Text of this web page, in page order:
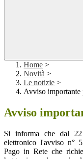
Home >
Novità >
Le notizie >
Avviso importante
Avviso
Si informa che dal
elettronico l'avviso n°
Pago in Rete che